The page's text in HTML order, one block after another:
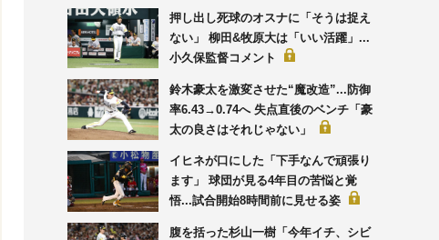
押し出し死球のオスナに「そうは捉え
ない」 柳田&牧原大は「いい活躍」...
小久保監督コメント
鈴木豪太を激変させた“魔改造”...防御
率6.43→0.74へ 失点直後のベンチ「豪
太の良さはそれじゃない」
イヒネが口にした「下手なんで頑張り
ます」 球団が見る4年目の苦悩と覚
悟...試合開始8時間前に見せる姿
腹を括った杉山一樹「今年イチ、シビ